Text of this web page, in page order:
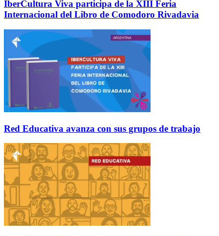
IberCultura Viva participa de la XIII Feria
Internacional del Libro de Comodoro Rivadavia
Red Educativa avanza con sus grupos de trabajo